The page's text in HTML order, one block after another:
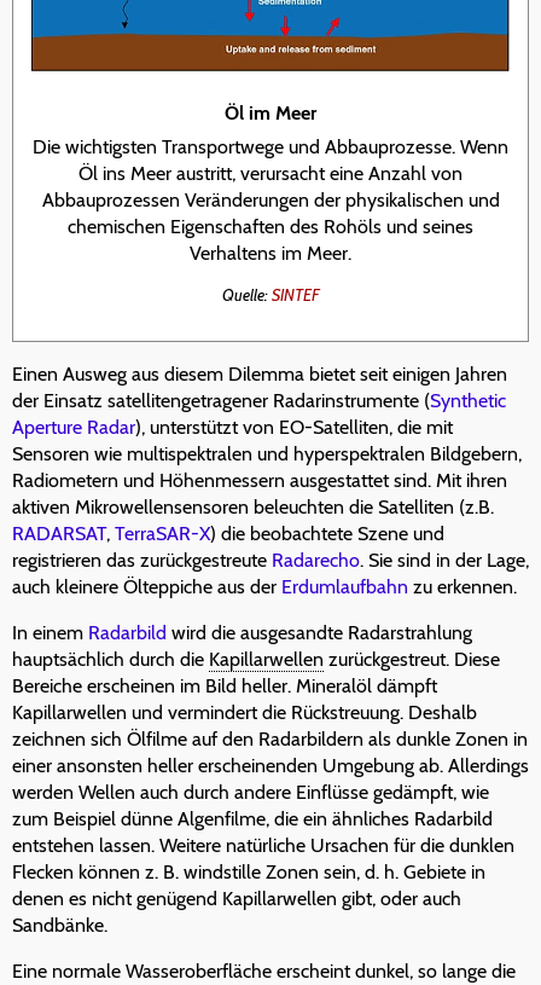
Öl im Meer
Die wichtigsten Transportwege und Abbauprozesse. Wenn
Öl ins Meer austritt, verursacht eine Anzahl von
Abbauprozessen Veränderungen der physikalischen und
chemischen Eigenschaften des Rohöls und seines
Verhaltens im Meer.
Quelle:SINTEF
Einen Ausweg aus diesem Dilemma bietet seit einigen Jahren
der Einsatz satellitengetragener Radarinstrumente (Synthetic
Aperture Radar), unterstützt von EO-Satelliten, die mit
Sensoren wie multispektralen und hyperspektralen Bildgebern,
Radiometern und Höhenmessern ausgestattet sind. Mit ihren
aktiven Mikrowellensensoren beleuchten die Satelliten (z.B.
RADARSAT, TerraSAR-X) die beobachtete Szene und
registrieren das zurückgestreute Radarecho. Sie sind in der Lage,
auch kleinere Ölteppiche aus der Erdumlaufbahn zu erkennen.
In einem Radarbild wird die ausgesandte Radarstrahlung
hauptsächlich durch die Kapillarwellen zurückgestreut. Diese
Bereiche erscheinen im Bild heller. Mineralöl dämpft
Kapillarwellen und vermindert die Rückstreuung. Deshalb
zeichnen sich Ölfilme auf den Radarbildern als dunkle Zonen in
einer ansonsten heller erscheinenden Umgebung ab. Allerdings
werden Wellen auch durch andere Einflüsse gedämpft, wie
zum Beispiel dünne Algenfilme, die ein ähnliches Radarbild
entstehen lassen. Weitere natürliche Ursachen für die dunklen
Flecken können z. B. windstille Zonen sein, d. h. Gebiete in
denen es nicht genügend Kapillarwellen gibt, oder auch
Sandbänke.
Eine normale Wasseroberfläche erscheint dunkel, so lange die